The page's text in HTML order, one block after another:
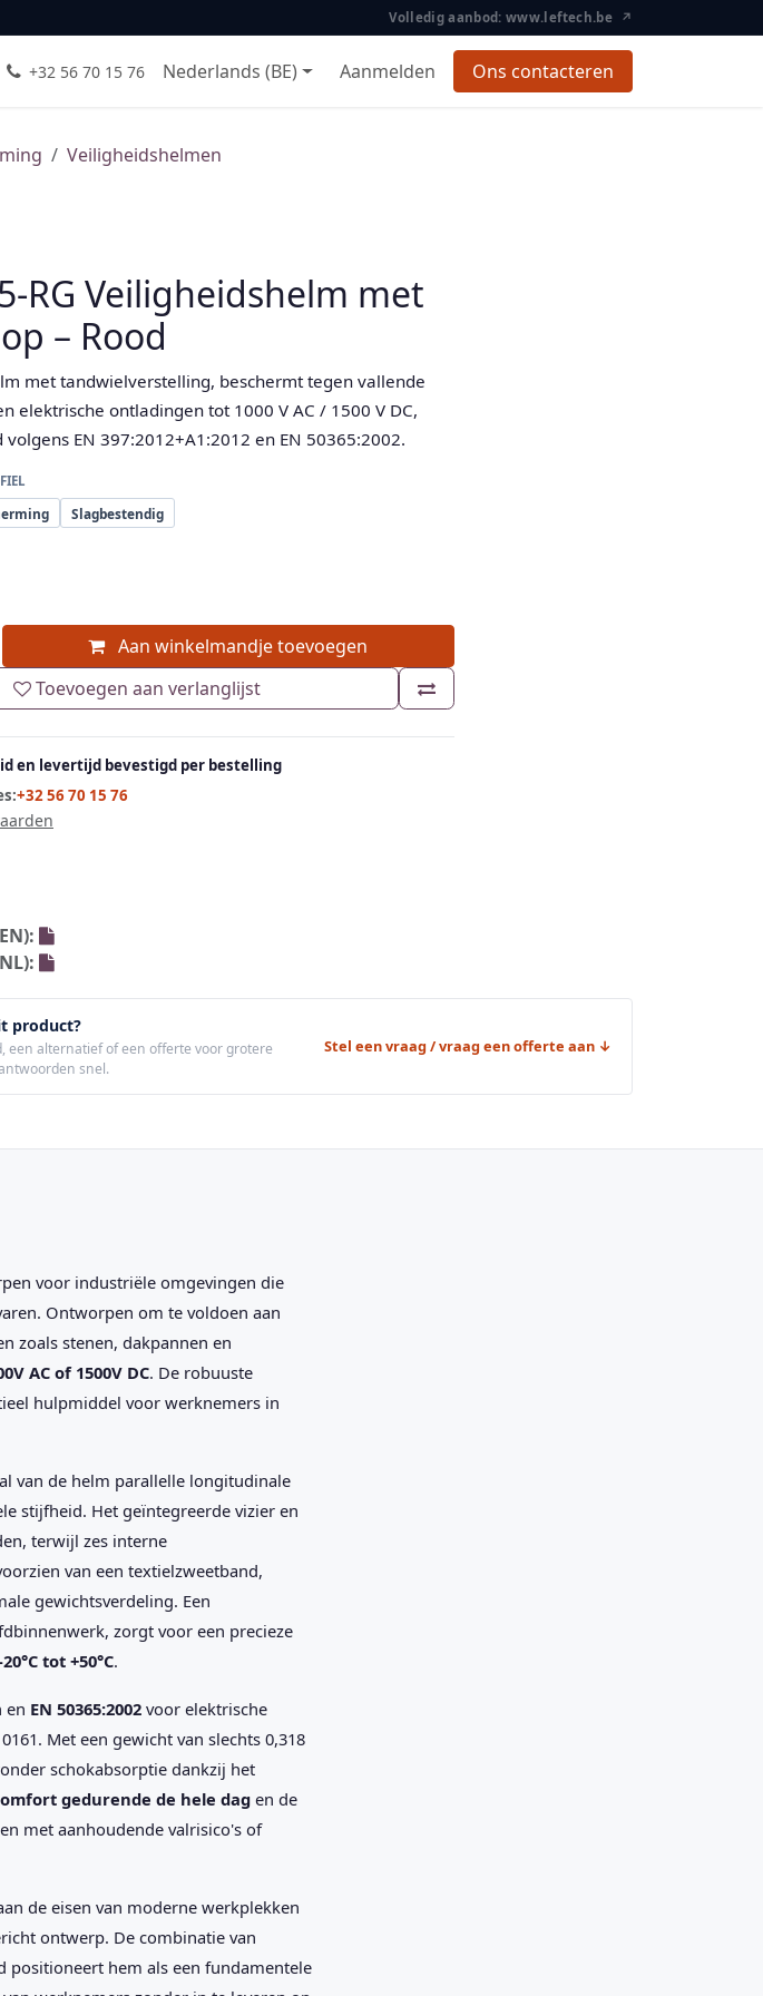
Volledig aanbod: www.leftech.be ↗
FAQ Contact
+32 56 70 15 76 Nederlands (BE) Aanmelden Ons contacteren
Veiligheidshelmen
RG Veiligheidshelm met
– Rood
met tandwielverstelling, beschermt tegen vallende
elektrische ontladingen tot 1000 V AC / 1500 V DC,
EN 397:2012+A1:2012 en EN 50365:2002.
Slagbestendig
Aan winkelmandje toevoegen
Toevoegen aan verlanglijst
en levertijd bevestigd per bestelling
+32 56 70 15 76
product?
een alternatief of een offerte voor grotere
snel.
Stel een vraag / vraag een offerte aan ↓
voor industriële omgevingen die
Ontworpen om te voldoen aan
zoals stenen, dakpannen en
AC of 1500V DC. De robuuste
hulpmiddel voor werknemers in
van de helm parallelle longitudinale
stijfheid. Het geïntegreerde vizier en
terwijl zes interne
van een textielzweetband,
gewichtsverdeling. Een
zorgt voor een precieze
tot +50°C.
en EN 50365:2002 voor elektrische
Met een gewicht van slechts 0,318
schokabsorptie dankzij het
gedurende de hele dagen de
met aanhoudende valrisico's of
de eisen van moderne werkplekken
ontwerp. De combinatie van
positioneert hem als een fundamentele